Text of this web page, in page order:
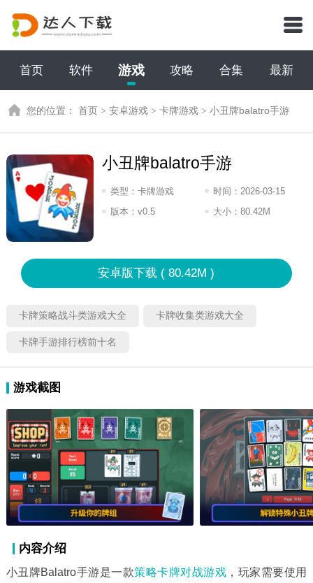
首页 软件 游戏 攻略 合集 最新
您的位置：首页 >安卓游戏 >卡牌游戏 >小丑牌balatro手游
小丑牌balatro手游
类型：卡牌游戏 时间： 2026-03-15
17:2026
版本：v0.5 大小： 80.42M
安卓版下载 ( 80.42M )
卡牌策略战斗类游戏大全 卡牌收集类游戏大全
卡牌手游排行榜前十名
游戏截图
内容介绍
小丑牌Balatro手游是一款策略卡牌对战游戏 ，玩家需要使用